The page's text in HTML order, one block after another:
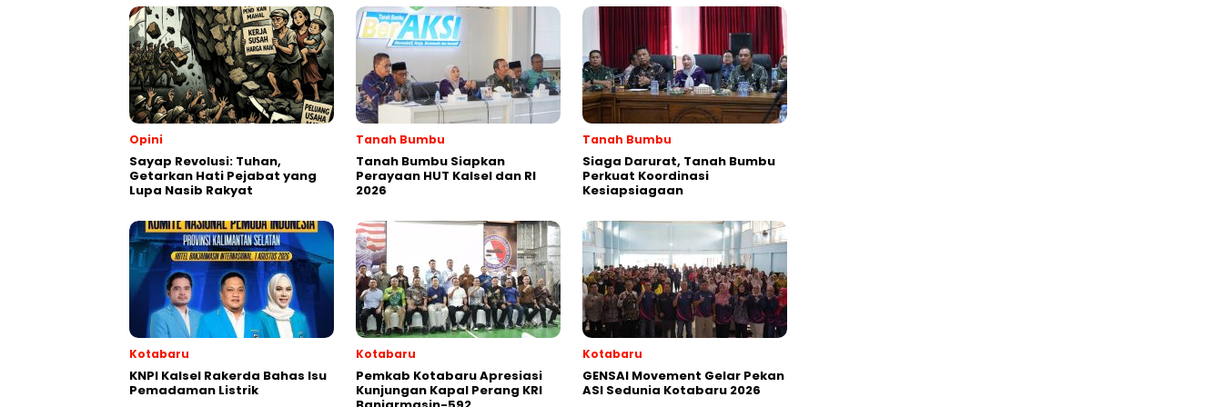
Opini
Sayap Revolusi: Tuhan,
Getarkan Hati Pejabat yang
Lupa Nasib Rakyat
Tanah Bumbu
Tanah Bumbu Siapkan
Perayaan HUT Kalsel dan RI
2026
Tanah Bumbu
Siaga Darurat, Tanah Bumbu
Perkuat Koordinasi
Kesiapsiagaan
Kotabaru
KNPI Kalsel Rakerda Bahas Isu
Pemadaman Listrik
Kotabaru
Pemkab Kotabaru Apresiasi
Kunjungan Kapal Perang KRI
Kotabaru
GENSAI Movement Gelar Pekan
ASI Sedunia Kotabaru 2026